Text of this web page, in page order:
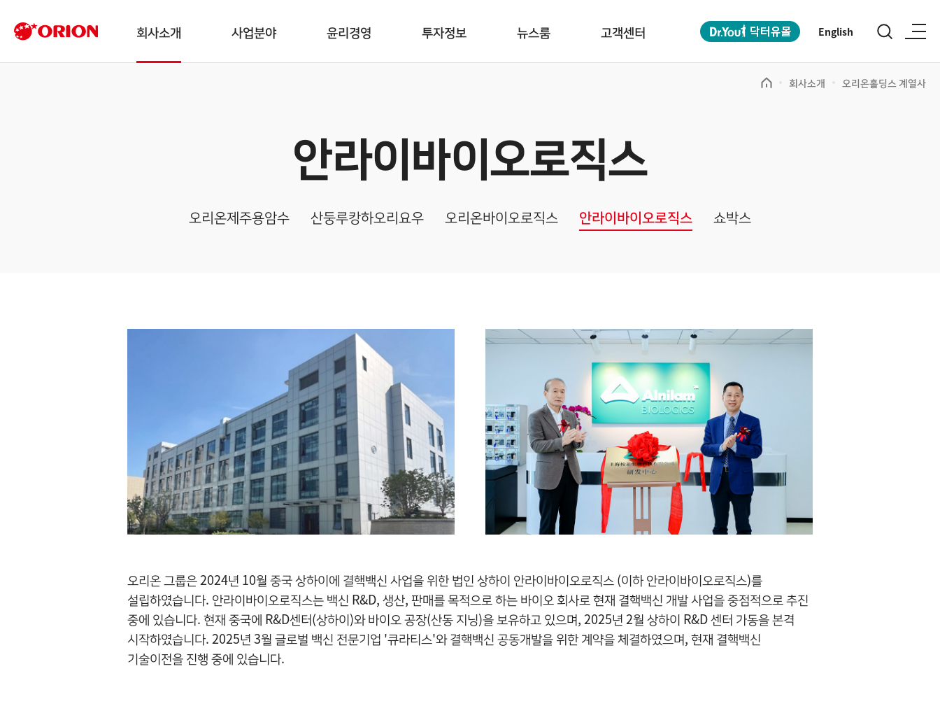
회사소개 사업분야 윤리경영 투자정보 뉴스룸 고객센터 English
회사소개 오리온홀딩스 계열사
안라이바이오로직스
오리온제주용암수 산둥루캉하오리요우 오리온바이오로직스 안라이바이오로직스 쇼박스
오리온 그룹은 2024년 10월 중국 상하이에 결핵백신 사업을 위한 법인 상하이 안라이바이오로직스 (이하 안라이바이오로직스)를
설립하였습니다. 안라이바이오로직스는 백신 R&D, 생산, 판매를 목적으로 하는 바이오 회사로 현재 결핵백신 개발 사업을 중점적으로 추진
중에 있습니다. 현재 중국에 R&D센터(상하이)와 바이오 공장(산동 지닝)을 보유하고 있으며, 2025년 2월 상하이 R&D 센터 가동을 본격
시작하였습니다. 2025년 3월 글로벌 백신 전문기업 '큐라티스'와 결핵백신 공동개발을 위한 계약을 체결하였으며, 현재 결핵백신
기술이전을 진행 중에 있습니다.